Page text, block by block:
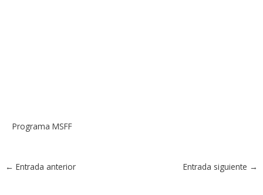
Programa MSFF
← Entrada anterior Entrada siguiente →